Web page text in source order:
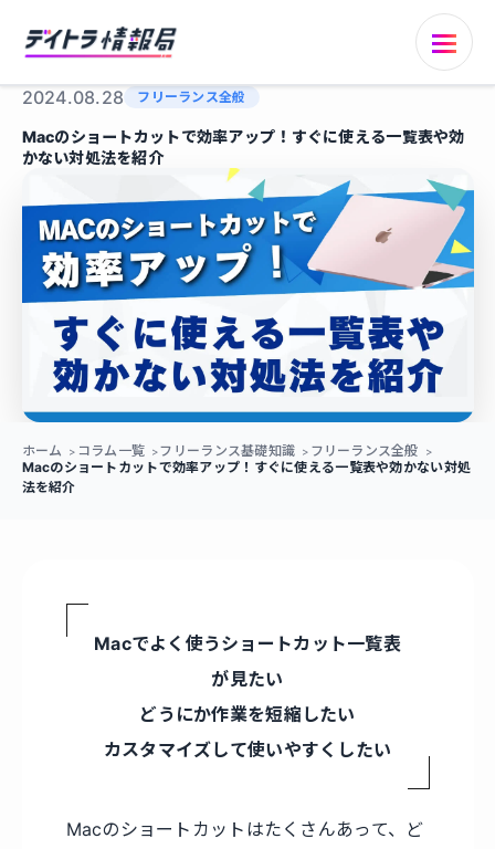
2024.08.28 フリーランス全般
Macのショートカットで効率アップ！すぐに使える一覧表や効
かない対処法を紹介
ホーム コラム一覧 フリーランス基礎知識
フリーランス全般
Macのショートカットで効率アップ！すぐに使える一覧表や効かない対処
法を紹介
Macでよく使うショートカット一覧表
が見たい
どうにか作業を短縮したい
カスタマイズして使いやすくしたい
Macのショートカットはたくさんあって、ど